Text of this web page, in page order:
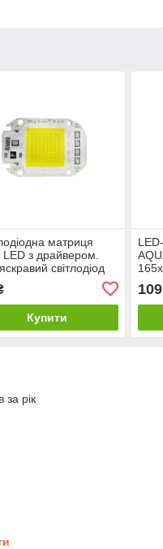
матриця
LED з драйвером.
світлодіод
білого світіння
Купити
109
за рік